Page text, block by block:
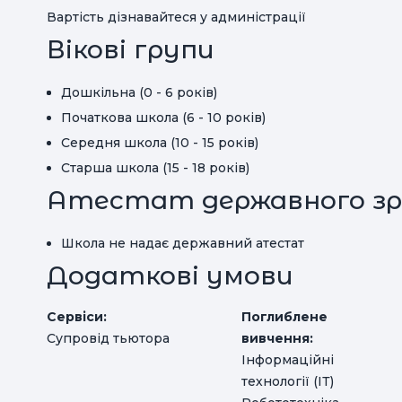
Вартість дізнавайтеся у админістрації
Вікові групи
Дошкільна (0 - 6 років)
Початкова школа (6 - 10 років)
Середня школа (10 - 15 років)
Старша школа (15 - 18 років)
Атестат державного
Школа не надає державний атестат
Додаткові умови
Сервіси:
Супровід тьютора
Поглиблене
вивчення:
Інформаційні
технології (ІТ)